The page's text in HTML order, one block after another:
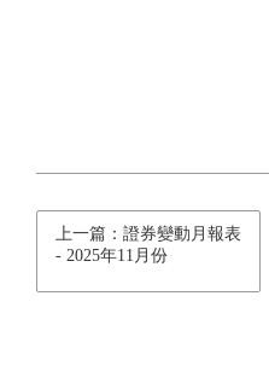
上一篇：證券變動月報表
- 2025年11月份